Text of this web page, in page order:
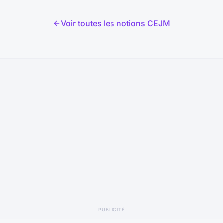
Voir toutes les notions CEJM
PUBLICITÉ